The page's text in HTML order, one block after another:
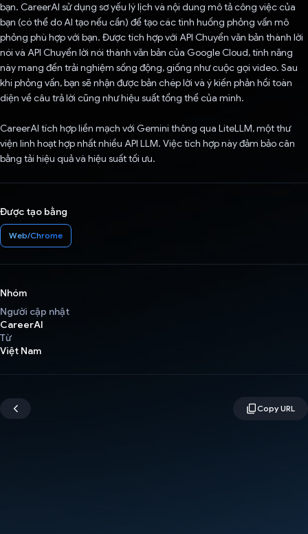
bạn. CareerAI sử dụng sơ yếu lý lịch và nội dung mô tả công việc của
bạn (có thể do AI tạo nếu cần) để tạo các tình huống phỏng vấn mô
phỏng phù hợp với bạn. Được tích hợp với API Chuyển văn bản thành lời
nói và API Chuyển lời nói thành văn bản của Google Cloud, tính năng
này mang đến trải nghiệm sống động, giống như cuộc gọi video. Sau
khi phỏng vấn, bạn sẽ nhận được bản chép lời và ý kiến phản hồi toàn
diện về câu trả lời cũng như hiệu suất tổng thể của mình.
CareerAI tích hợp liền mạch với Gemini thông qua LiteLLM, một thư
viện linh hoạt hợp nhất nhiều API LLM. Việc tích hợp này đảm bảo cân
bằng tải hiệu quả và hiệu suất tối ưu.
Được tạo bằng
Web/Chrome
Nhóm
Người cập nhật
CareerAI
Từ
Việt Nam